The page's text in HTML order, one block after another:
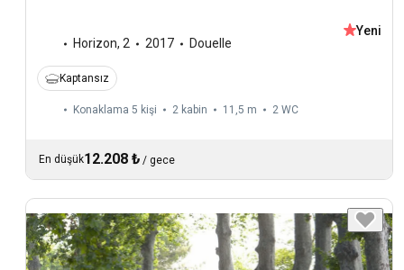
Horizon, 2 2017 Douelle
Yeni
Kaptansız
Konaklama 5 kişi 2 kabin 11,5 m 2 WC
En düşük12.208 ₺ / gece